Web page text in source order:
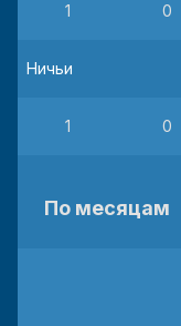
1 0
Ничьи
1 0
По месяцам